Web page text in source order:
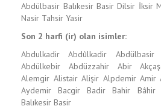
Abdülbasir Balıkesir Basir Dilsir İksir
Nasir Tahsir Yasir
Son 2 harfi (ir) olan isimler:
Abdulkadir
Abdûlkadir Abdülbasir
Abdülkebir
Abdüzzahir Abir
Alemgir Alistair Alişir Alpdemir Amir
Aydemir
Bacgir Badir Bahir Bâhir
Balıkesir Basir